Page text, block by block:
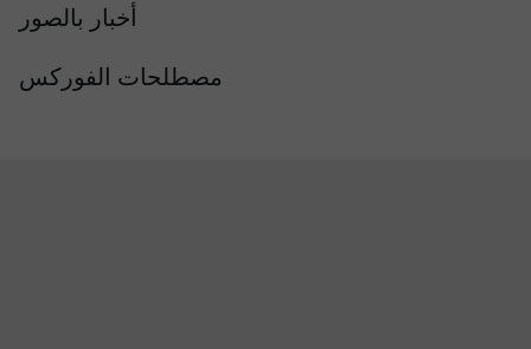
أخبار بالصور
مصطلحات الفوركس